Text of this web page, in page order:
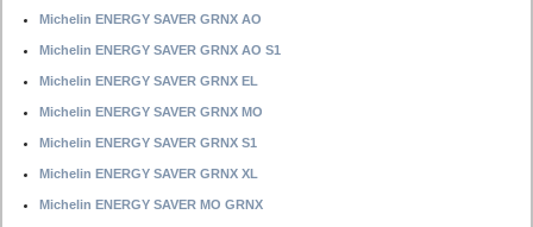
Michelin ENERGY SAVER GRNX AO
Michelin ENERGY SAVER GRNX AO S1
Michelin ENERGY SAVER GRNX EL
Michelin ENERGY SAVER GRNX MO
Michelin ENERGY SAVER GRNX S1
Michelin ENERGY SAVER GRNX XL
Michelin ENERGY SAVER MO GRNX